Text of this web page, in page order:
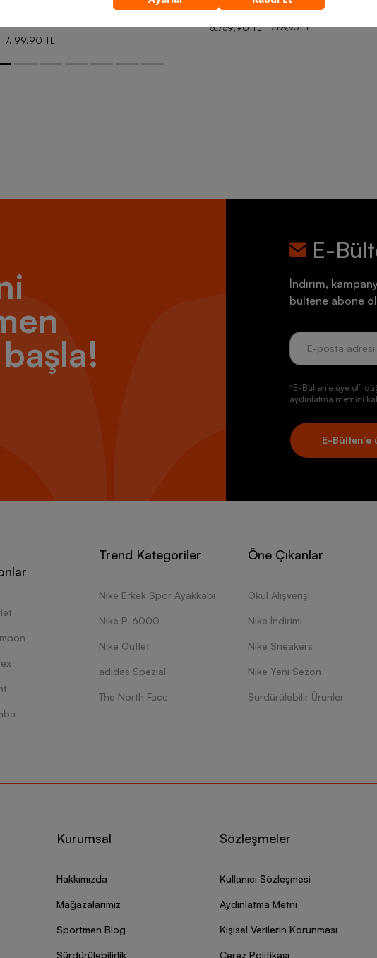
Nike Air Force 1 '07 CO Icon Erkek Spor
7.199,90 TL
Nike Dunk Low Retro Erkek Spor
5.759,90 TL
7.199,90 TL
E-
İndirim,
bültene abone
“E-Bülten’e üye ol”
aydınlatma metnini
E-Bülten’e
Trend Kategoriler
Nike Erkek Spor Ayakkabı
Nike P-6000
Nike Outlet
adidas Spezial
The North Face
Öne Çıkanlar
Okul Alışverişi
Nike İndirimi
Nike Sneakers
Nike Yeni Sezon
Sürdürülebilir Ürünler
Kurumsal
Hakkımızda
Mağazalarımız
Sportmen Blog
Sürdürülebilirlik
Sözleşmeler
Kullanıcı Sözleşmesi
Aydınlatma Metni
Kişisel Verilerin Korunması
Çerez Politikası